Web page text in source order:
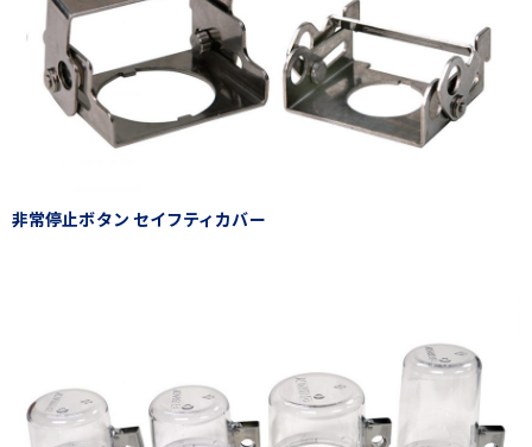
非常停止ボタン セイフティカバー